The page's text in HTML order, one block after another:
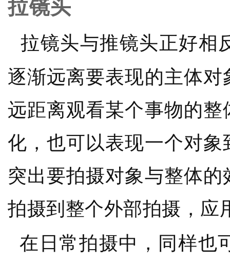
拉镜头
拉镜头与推镜头正好相
逐渐远离要表现的主体
远距离观看某个事物的
化，也可以表现一个对
突出要拍摄对象与整体
拍摄到整个外部拍摄，应
在日常拍摄中，同样也